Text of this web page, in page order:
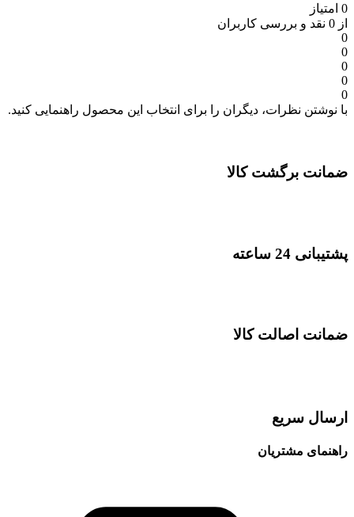
0 امتیاز
از 0 نقد و بررسی کاربران
0
0
0
0
0
با نوشتن نظرات، دیگران را برای انتخاب این محصول راهنمایی کنید.
ضمانت برگشت کالا
پشتیبانی 24 ساعته
ضمانت اصالت کالا
ارسال سریع
راهنمای مشتریان